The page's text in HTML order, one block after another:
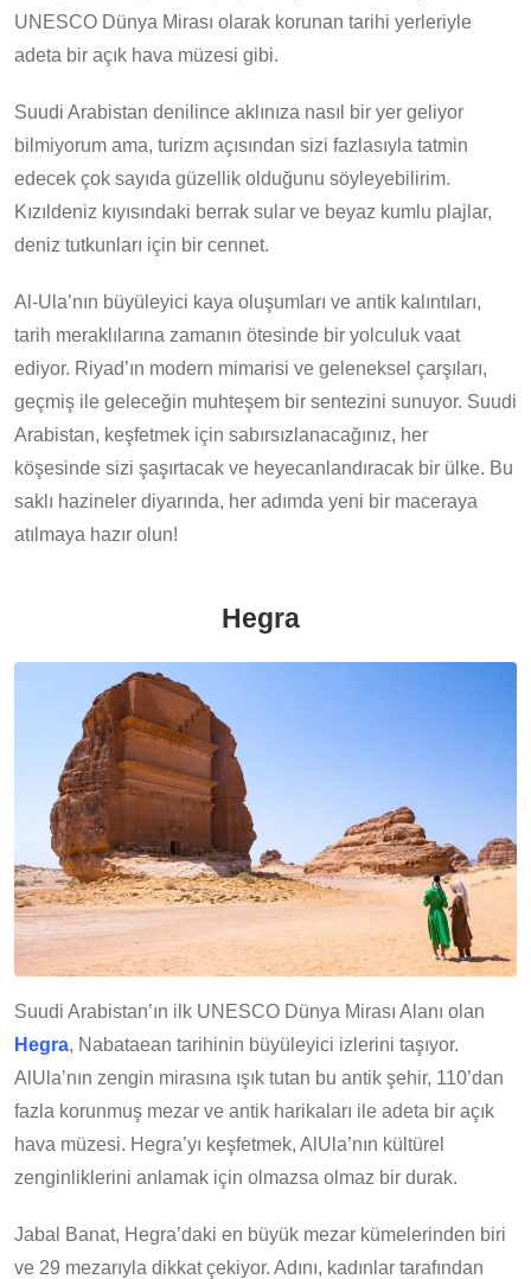
UNESCO Dünya Mirası olarak korunan tarihi yerleriyle
adeta bir açık hava müzesi gibi.
Suudi Arabistan denilince aklınıza nasıl bir yer geliyor
bilmiyorum ama, turizm açısından sizi fazlasıyla tatmin
edecek çok sayıda güzellik olduğunu söyleyebilirim.
Kızıldeniz kıyısındaki berrak sular ve beyaz kumlu plajlar,
deniz tutkunları için bir cennet.
Al-Ula’nın büyüleyici kaya oluşumları ve antik kalıntıları,
tarih meraklılarına zamanın ötesinde bir yolculuk vaat
ediyor. Riyad’ın modern mimarisi ve geleneksel çarşıları,
geçmiş ile geleceğin muhteşem bir sentezini sunuyor. Suudi
Arabistan, keşfetmek için sabırsızlanacağınız, her
köşesinde sizi şaşırtacak ve heyecanlandıracak bir ülke. Bu
saklı hazineler diyarında, her adımda yeni bir maceraya
atılmaya hazır olun!
Hegra
Suudi Arabistan’ın ilk UNESCO Dünya Mirası Alanı olan
Hegra, Nabataean tarihinin büyüleyici izlerini taşıyor.
AlUla’nın zengin mirasına ışık tutan bu antik şehir, 110’dan
fazla korunmuş mezar ve antik harikaları ile adeta bir açık
hava müzesi. Hegra’yı keşfetmek, AlUla’nın kültürel
zenginliklerini anlamak için olmazsa olmaz bir durak.
Jabal Banat, Hegra’daki en büyük mezar kümelerinden biri
ve 29 mezarıyla dikkat çekiyor. Adını, kadınlar tarafından